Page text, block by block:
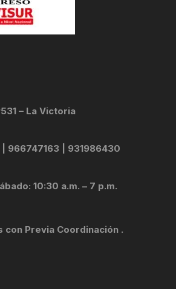
– La Victoria
| 966747163 | 931986430
10:30 a.m. – 7 p.m.
con Previa Coordinación .